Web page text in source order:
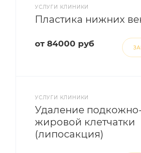
УСЛУГИ КЛИНИКИ
Пластика нижних
от 84000 руб
УСЛУГИ КЛИНИКИ
Удаление
жировой клетчатки
(липосакция)